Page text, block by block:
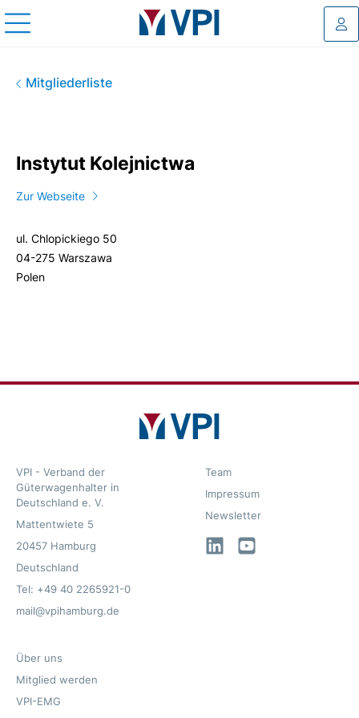
Mitgliederliste
Instytut Kolejnictwa
Instytut Kolejnictwa
Zur Webseite
ul. Chlopickiego 50
04-275 Warszawa
Polen
VPI - Verband der
Güterwagenhalter in
Deutschland e. V.
Mattentwiete 5
20457 Hamburg
Deutschland
Tel: +49 40 2265921-0
mail@vpihamburg.de
Team
Impressum
Newsletter
LinkedInYouTube
Über uns
Mitglied werden
VPI-EMG